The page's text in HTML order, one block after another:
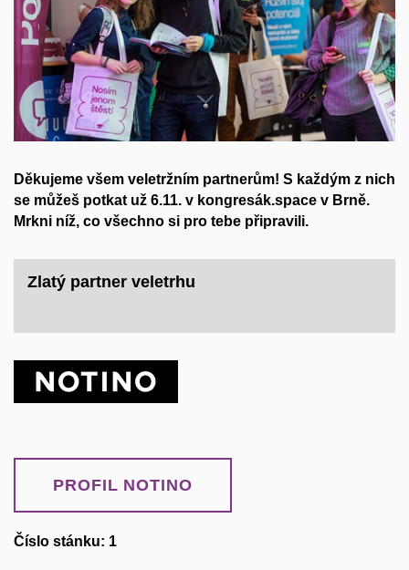
Děkujeme všem veletržním partnerům! S každým z nich
se můžeš potkat už 6.11. v kongresák.space v Brně.
Mrkni níž, co všechno si pro tebe připravili.
Zlatý partner veletrhu
PROFIL NOTINO
Číslo stánku: 1